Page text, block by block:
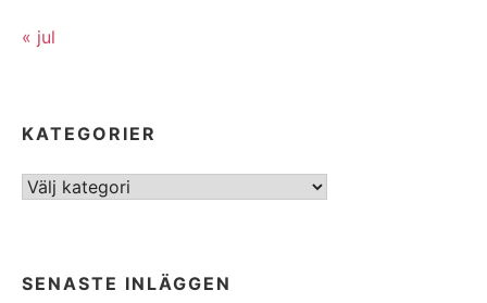
« jul
KATEGORIER
Kategorier
SENASTE INLÄGGEN